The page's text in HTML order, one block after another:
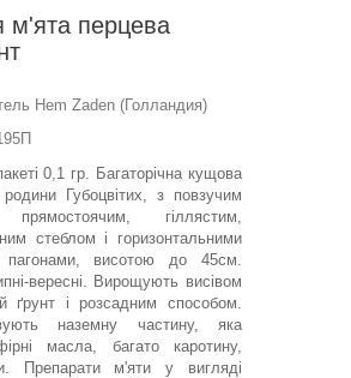
м'ята перцева
Hem Zaden (Голландия)
0,1 гр. Багаторічна кущова
Губоцвітих, з повзучим
прямостоячим, гіллястим,
стеблом і горизонтальними
пагонами, висотою до 45см.
вересні. Вирощують висівом
ґрунт і розсадним способом.
наземну частину, яка
масла, багато каротину,
Препарати м'яти у вигляді